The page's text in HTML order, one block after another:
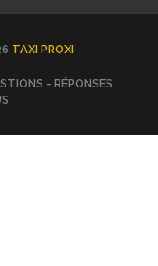
TAXI PROXI
- RÉPONSES